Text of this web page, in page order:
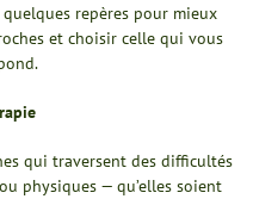
repères pour mieux
et choisir celle qui vous
qui traversent des difficultés
physiques — qu’elles soient